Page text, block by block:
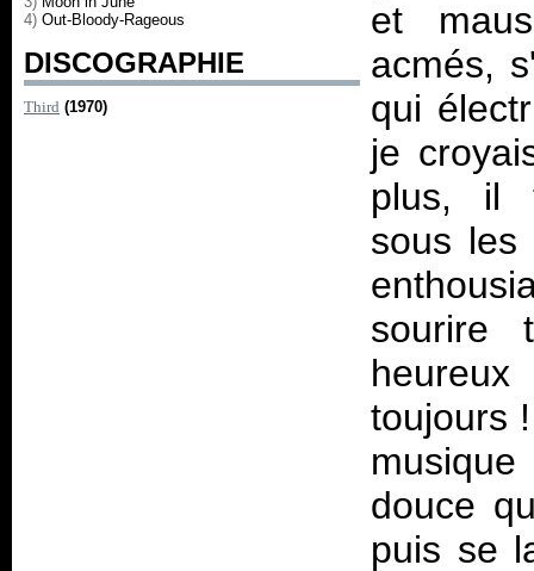
4) Out-Bloody-Rageous
DISCOGRAPHIE
Third (1970)
et
acmés,
qui
je
plus, il
sous les
sourire
toujours
douce
puis se